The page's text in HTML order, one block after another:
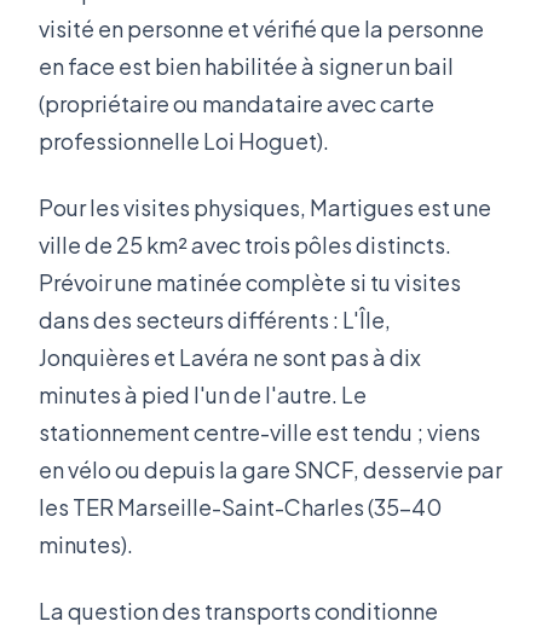
visité en personne et vérifié que la personne
en face est bien habilitée à signer un bail
(propriétaire ou mandataire avec carte
professionnelle Loi Hoguet).
Pour les visites physiques, Martigues est une
ville de 25 km² avec trois pôles distincts.
Prévoir une matinée complète si tu visites
dans des secteurs différents : L'Île,
Jonquières et Lavéra ne sont pas à dix
minutes à pied l'un de l'autre. Le
stationnement centre-ville est tendu ; viens
en vélo ou depuis la gare SNCF, desservie par
les TER Marseille-Saint-Charles (35-40
minutes).
La question des transports conditionne